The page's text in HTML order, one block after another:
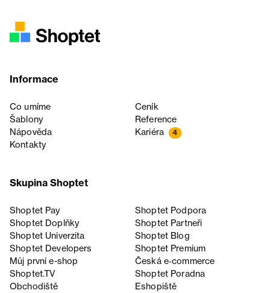
Informace
Co umíme
Ceník
Šablony
Reference
Nápověda
Kariéra 4
Kontakty
Skupina Shoptet
Shoptet Pay
Shoptet Podpora
Shoptet Doplňky
Shoptet Partneři
Shoptet Univerzita
Shoptet Blog
Shoptet Developers
Shoptet Premium
Můj první e-shop
Česká e‑commerce
Shoptet.TV
Shoptet Poradna
Obchodiště
Eshopiště